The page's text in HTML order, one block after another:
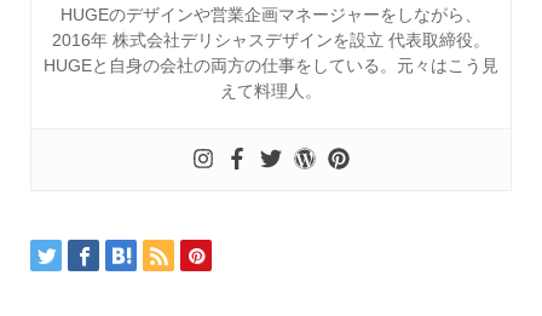
HUGEのデザインや営業企画マネージャーをしながら、
2016年 株式会社デリシャスデザインを設立 代表取締役。
HUGEと自身の会社の両方の仕事をしている。元々はこう見
えて料理人。